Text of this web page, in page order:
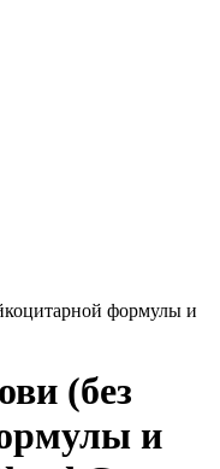
формулы и
(без
и